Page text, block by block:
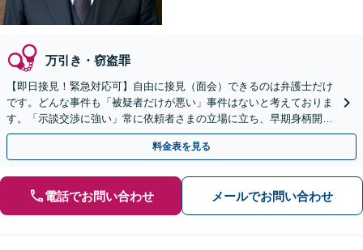
万引き・窃盗罪
【即日接見！緊急対応可】自由に接見（面会）できるのは弁護士だけ
です。どんな事件も「被疑者だけが悪い」事件はないと考えておりま
す。「示談交渉に強い」常に依頼者さまの立場に立ち、早期身柄開放
を目指します【休日・夜間相談可】【東池袋駅5分】
料金表を見る
電話でお問い合わせ メールでお問い合わせ